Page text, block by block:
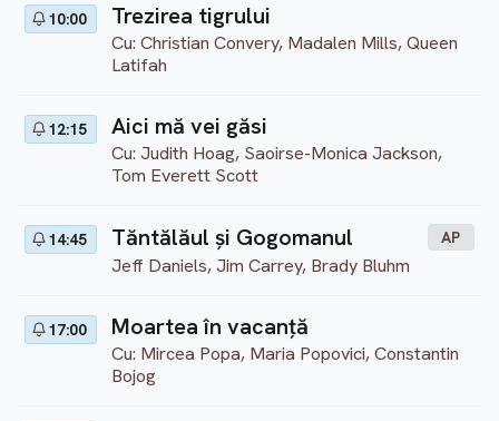
10:00 Trezirea tigrului
Cu: Christian Convery, Madalen Mills, Queen
Latifah
12:15 Aici mă vei găsi
Cu: Judith Hoag, Saoirse-Monica Jackson,
Tom Everett Scott
14:45 Tăntălăul și Gogomanul AP
Jeff Daniels, Jim Carrey, Brady Bluhm
17:00 Moartea în vacanță
Cu: Mircea Popa, Maria Popovici, Constantin
Bojog